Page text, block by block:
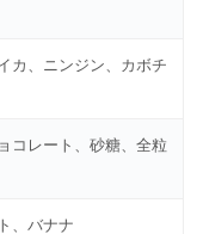
カ、ニンジン、カボチ
コレート、砂糖、全粒
、バナナ